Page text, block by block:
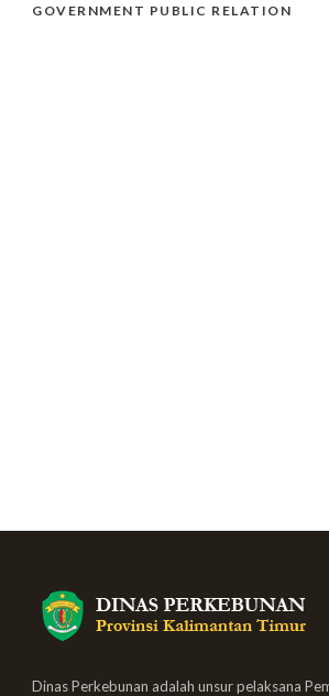
GOVERNMENT PUBLIC RELATION
Dinas Perkebunan adalah unsur pelaksana